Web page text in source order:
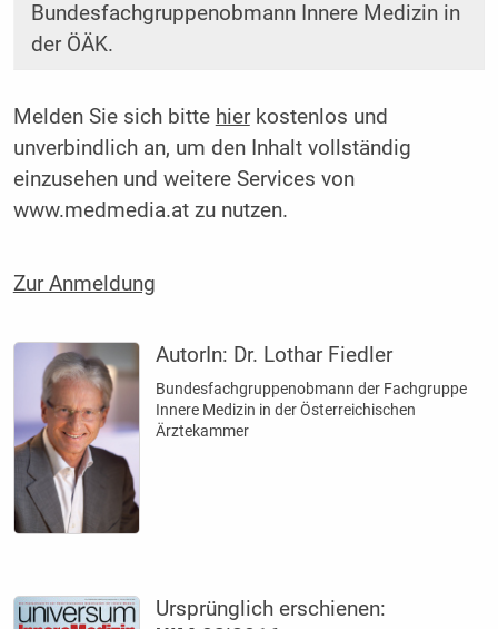
Bundesfachgruppenobmann Innere Medizin in
der ÖÄK.
Melden Sie sich bitte hierkostenlos und
unverbindlich an, um den Inhalt vollständig
einzusehen und weitere Services von
www.medmedia.at zu nutzen.
Zur Anmeldung
AutorIn: Dr. Lothar Fiedler
Bundesfachgruppenobmann der Fachgruppe
Innere Medizin in der Österreichischen
Ärztekammer
Ursprünglich erschienen: